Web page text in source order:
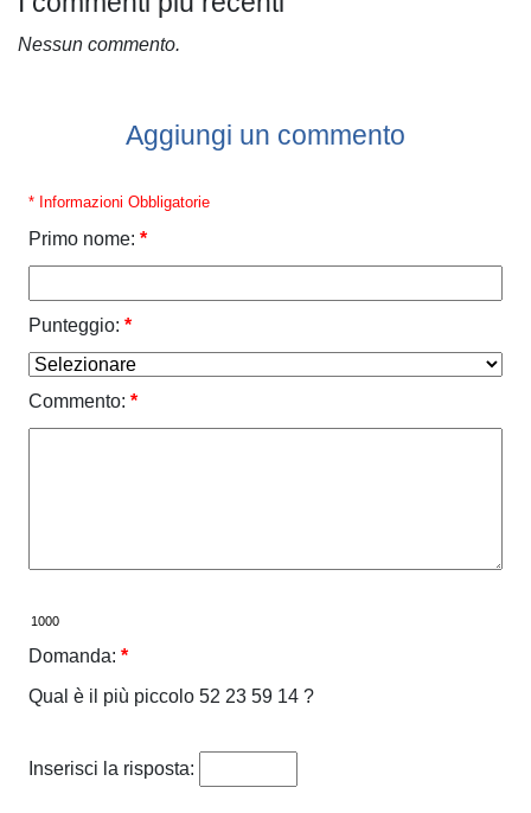
Nessun commento.
Aggiungi un commento
* Informazioni Obbligatorie
Primo nome: *
Punteggio: *
Commento: *
Domanda: *
Qual è il più piccolo 52 23 59 14 ?
Inserisci la risposta: